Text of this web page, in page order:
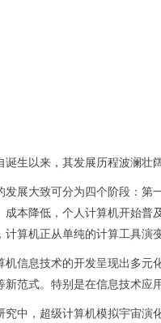
诞生以来，其发展历程波澜壮
发展大致可分为四个阶段：第
成本降低，个人计算机开始普
计算机正从单纯的计算工具演
机信息技术的开发呈现出多元
新范式。特别是在信息技术应
究中，超级计算机模拟宇宙演